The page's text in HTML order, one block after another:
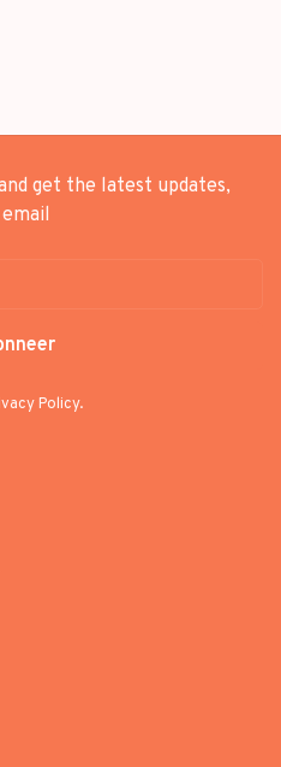
get the latest updates,
Policy.